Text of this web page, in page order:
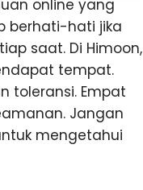
online yang
berhati-hati jika
saat. Di Himoon,
tempat.
toleransi. Empat
Jangan
mengetahui